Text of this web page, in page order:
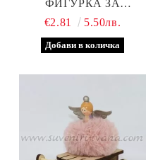
ФИГУРКА ЗА
ДЕКОРАЦИЯ
€2.81 5.50лв.